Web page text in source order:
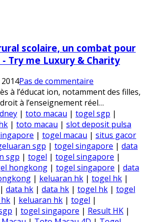
scolaire, un combat pour
Try me Luxury & Charity
Pas de commentaire
à l’éducat ion, notamment des filles,
à l’enseignement réel…
| toto macau | togel sgp |
| toto macau | slot deposit pulsa
| togel macau | situs gacor
sgp | togel singapore | data
sgp | togel | togel singapore |
hongkong | togel singapore | data
| keluaran hk | togel hk |
| data hk | data hk | togel hk | togel
| keluaran hk | togel |
| togel singapore | Result HK |